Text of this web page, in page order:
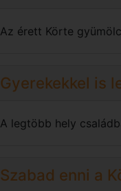
Az érett Körte
Gyerekekkel is
A legtöbb hely
Szabad enni a